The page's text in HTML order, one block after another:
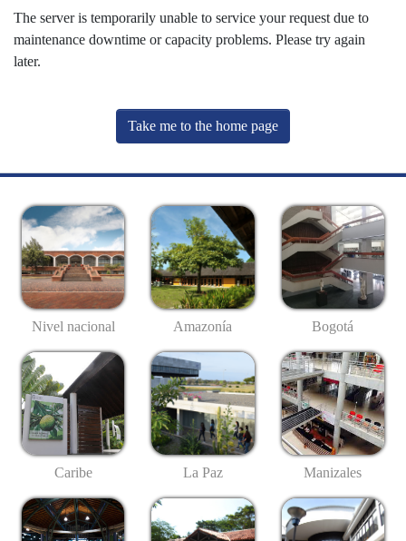
The server is temporarily unable to service your request due to
maintenance downtime or capacity problems. Please try again
later.
Take me to the home page
Nivel nacional Amazonía Bogotá
Caribe La Paz Manizales